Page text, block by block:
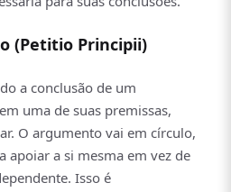
(Petitio Principii)
a conclusão de um
uma de suas premissas,
O argumento vai em círculo,
apoiar a si mesma em vez de
Isso é